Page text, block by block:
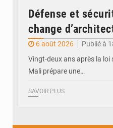
Défense et
change
6 août 2026
Publié à
Vingt-deux ans après la loi
Mali prépare une…
SAVOIR PLUS